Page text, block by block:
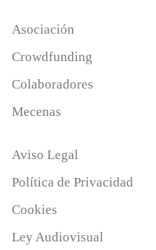
Asociación
Crowdfunding
Colaboradores
Mecenas
Aviso Legal
Política de Privacidad
Cookies
Ley Audiovisual